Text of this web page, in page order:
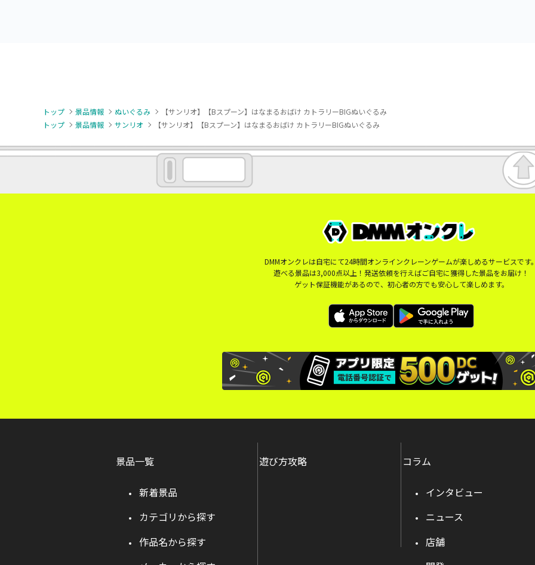
トップ 景品情報 ぬいぐるみ
【サンリオ】【Bスプーン】はなまるおばけ カトラリーBIGぬいぐるみ
トップ
景品情報 サンリオ 【サンリオ】【Bスプーン】はなまるおばけ カトラリーBIGぬいぐるみ
DMMオンクレは自宅にて24時間オンラインクレーンゲームが楽しめるサービスです
遊べる景品は3,000点以上！発送依頼を行えばご自宅に獲得した景品をお届け！
ゲット保証機能があるので、初心者の方でも安心して楽しめます。
景品一覧
新着景品
カテゴリから探す
作品名から探す
遊び方攻略 コラム
インタビュー
ニュース
店舗